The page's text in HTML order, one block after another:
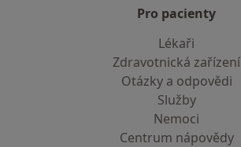
Pro pacienty
Lékaři
Zdravotnická zařízení
Otázky a odpovědi
Služby
Nemoci
Centrum nápovědy